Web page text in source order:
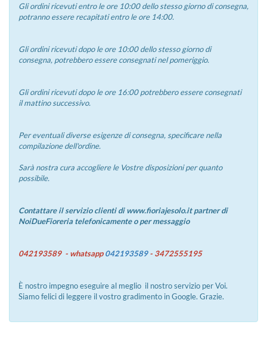
Gli ordini ricevuti entro le ore 10:00 dello stesso giorno di consegna,
potranno essere recapitati entro le ore 14:00.
Gli ordini ricevuti dopo le ore 10:00 dello stesso giorno di
consegna, potrebbero essere consegnati nel pomeriggio.
Gli ordini ricevuti dopo le ore 16:00 potrebbero essere consegnati
il mattino successivo.
Per eventuali diverse esigenze di consegna, specificare nella
compilazione dell'ordine.
Sarà nostra cura accogliere le Vostre disposizioni per quanto
possibile.
Contattare il servizio clienti di www.fioriajesolo.it partner di
NoiDueFioreria telefonicamente o per messaggio
042193589 - whatsapp042193589- 3472555195
È nostro impegno eseguire al meglio il nostro servizio per Voi.
Siamo felici di leggere il vostro gradimento in Google. Grazie.